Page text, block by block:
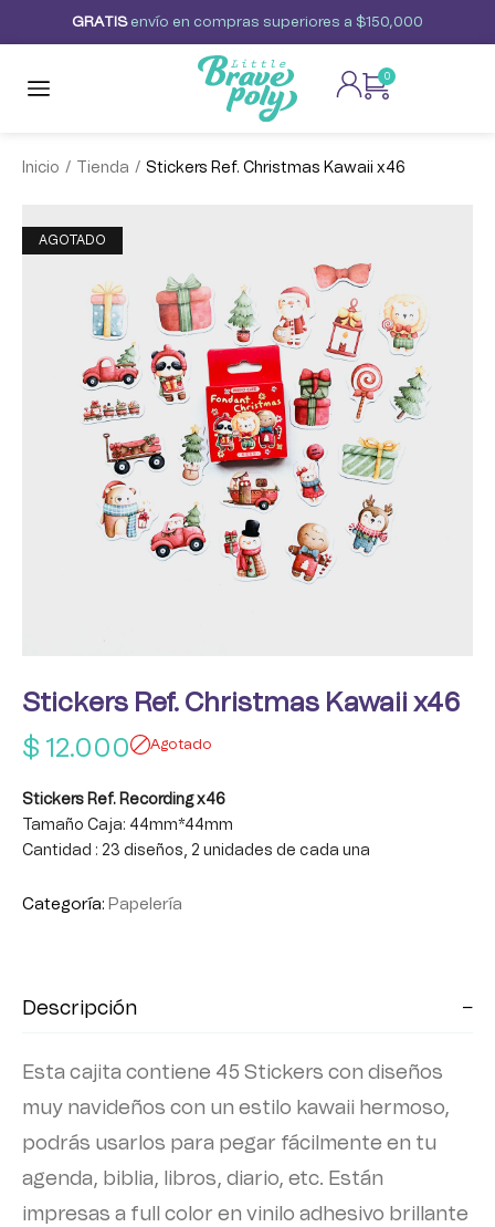
GRAT S envío en compras superiores a $150,000
0
Inicio / Tienda / Stickers Ref. Christmas Kawaii x46
AGOTADO
Stickers Ref. Christmas Kawaii x46
$ 12.000 Agotado
Stickers Ref. Recording x46
Tamaño Caja: 44mm*44mm
Cantidad : 23 diseños, 2 unidades de cada una
Categoría: Papelería
Descripción
Esta cajita contiene 45 Stickers con diseños
muy navideños con un estilo kawaii hermoso,
podrás usarlos para pegar fácilmente en tu
agenda, biblia, libros, diario, etc. Están
impresas a full color en vinilo adhesivo brillante